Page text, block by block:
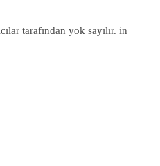
tarafından yok sayılır. in